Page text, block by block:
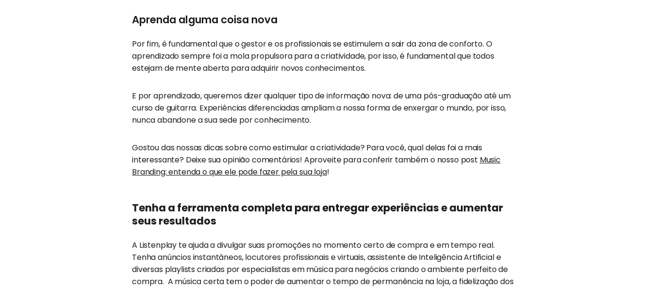
Aprenda alguma coisa nova
Por fim, é fundamental que o gestor e os profissionais se estimulem a sair da zona de conforto. O
aprendizado sempre foi a mola propulsora para a criatividade, por isso, é fundamental que todos
estejam de mente aberta para adquirir novos conhecimentos.
E por aprendizado, queremos dizer qualquer tipo de informação nova: de uma pós-graduação até um
curso de guitarra. Experiências diferenciadas ampliam a nossa forma de enxergar o mundo, por isso,
nunca abandone a sua sede por conhecimento.
Gostou das nossas dicas sobre como estimular a criatividade? Para você, qual delas foi a mais
interessante? Deixe sua opinião comentários! Aproveite para conferir também o nosso post Music
Branding: entenda o que ele pode fazer pela sua loja!
Tenha a ferramenta completa para entregar experiências e aumentar
seus resultados
A Listenplay te ajuda a divulgar suas promoções no momento certo de compra e em tempo real.
Tenha anúncios instantâneos, locutores profissionais e virtuais, assistente de Inteligência Artificial e
diversas playlists criadas por especialistas em música para negócios criando o ambiente perfeito de
compra. A música certa tem o poder de aumentar o tempo de permanência na loja, a fidelização dos